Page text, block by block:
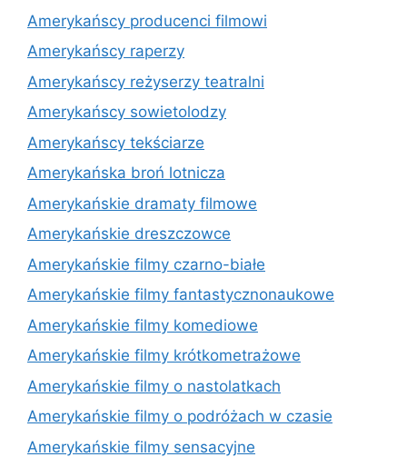
Amerykańscy producenci filmowi
Amerykańscy raperzy
Amerykańscy reżyserzy teatralni
Amerykańscy sowietolodzy
Amerykańscy tekściarze
Amerykańska broń lotnicza
Amerykańskie dramaty filmowe
Amerykańskie dreszczowce
Amerykańskie filmy czarno-białe
Amerykańskie filmy fantastycznonaukowe
Amerykańskie filmy komediowe
Amerykańskie filmy krótkometrażowe
Amerykańskie filmy o nastolatkach
Amerykańskie filmy o podróżach w czasie
Amerykańskie filmy sensacyjne